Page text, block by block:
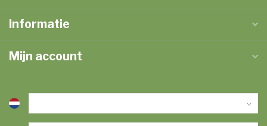
Informatie
Mijn account